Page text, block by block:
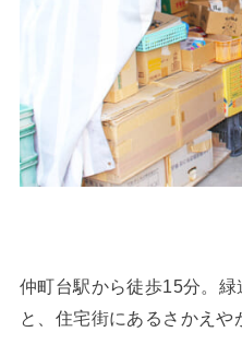
仲町台駅から徒歩15分。
と、住宅街にあるさかえや